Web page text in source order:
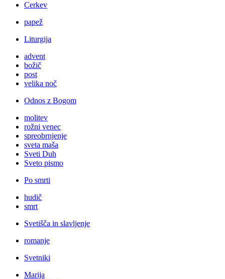
Cerkev
papež
Liturgija
advent
božič
post
velika noč
Odnos z Bogom
molitev
rožni venec
spreobrnjenje
sveta maša
Sveti Duh
Sveto pismo
Po smrti
hudič
smrt
Svetišča in slavljenje
romanje
Svetniki
Marija